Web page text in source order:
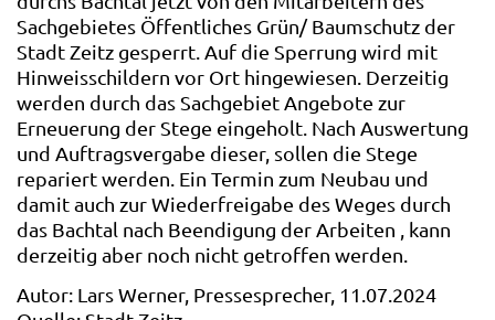
Sachgebietes Öffentliches Grün/ Baumschutz der
Stadt Zeitz gesperrt. Auf die Sperrung wird mit
Hinweisschildern vor Ort hingewiesen. Derzeitig
werden durch das Sachgebiet Angebote zur
Erneuerung der Stege eingeholt. Nach Auswertung
und Auftragsvergabe dieser, sollen die Stege
repariert werden. Ein Termin zum Neubau und
damit auch zur Wiederfreigabe des Weges durch
das Bachtal nach Beendigung der Arbeiten , kann
derzeitig aber noch nicht getroffen werden.
Autor: Lars Werner, Pressesprecher, 11.07.2024